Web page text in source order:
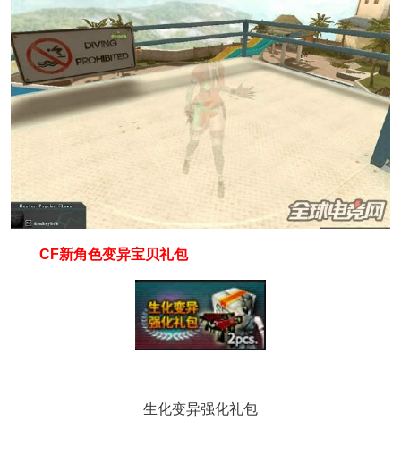
CF新角色变异宝贝礼包
生化变异强化礼包